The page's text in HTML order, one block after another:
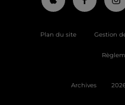
Plan du site Gestion
Archives